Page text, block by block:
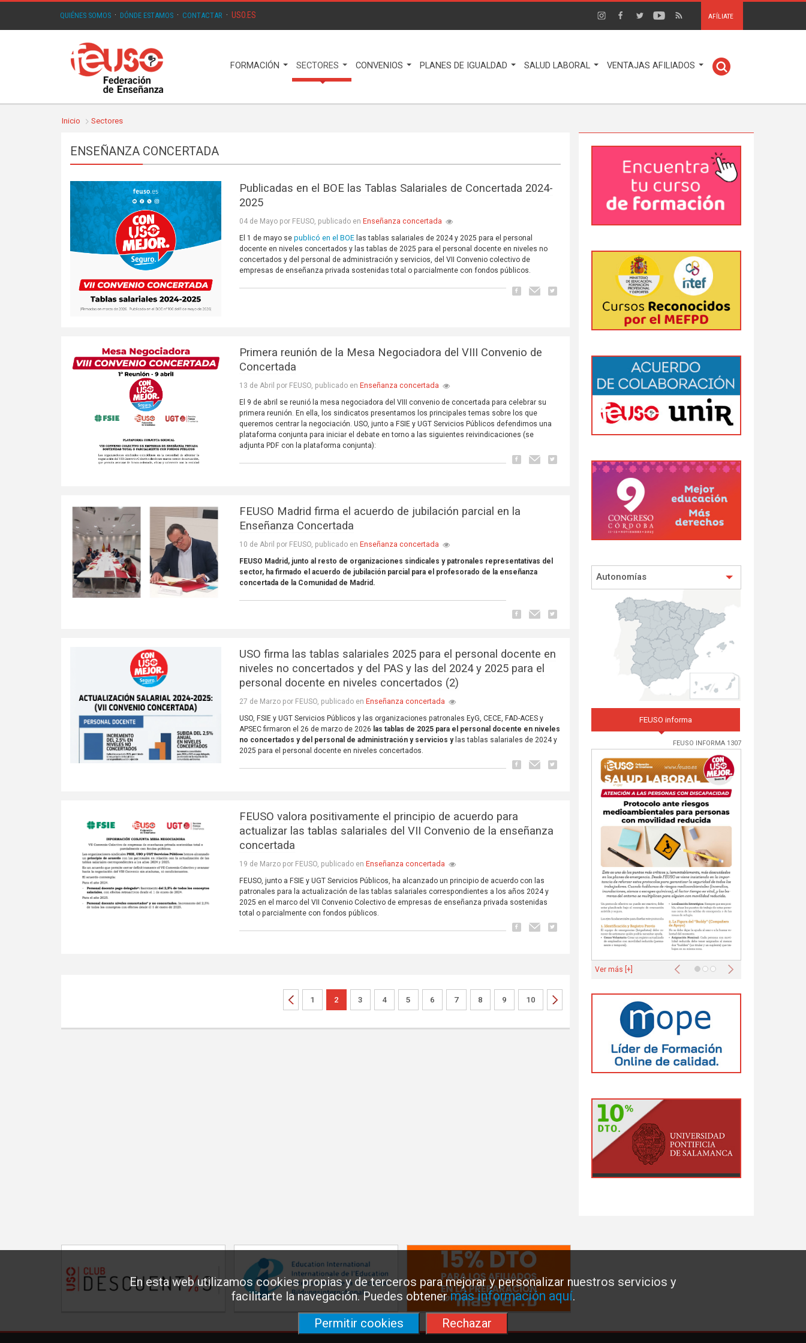
En esta web utilizamos cookies propias y de terceros para mejorar y personalizar nuestros servicios y
facilitarte la navegación. Puedes obtenermás información aquí.
Permitir cookies
Rechazar
QUIÉNES SOMOS · DÓNDE ESTAMOS · CONTACTAR · USO.ES AFÍLIATE
FORMACIÓN SECTORES CONVENIOS PLANES DE IGUALDAD SALUD LABORAL VENTAJAS AFILIADOS
Inicio Sectores
ENSEÑANZA CONCERTADA
Publicadas en el BOE las Tablas Salariales de Concertada 2024-
2025
04 de Mayo por FEUSO, publicado en Enseñanza concertada
El 1 de mayo sepublicó en el BOE las tablas salariales de 2024 y 2025 para el personal
docente en niveles concertados y las tablas de 2025 para el personal docente en niveles no
concertados y del personal de administración y servicios, del VII Convenio colectivo de
empresas de enseñanza privada sostenidas total o parcialmente con fondos públicos.
Primera reunión de la Mesa Negociadora del VIII Convenio de
Concertada
13 de Abril por FEUSO, publicado en Enseñanza concertada
El 9 de abril se reunió la mesa negociadora del VIII convenio de concertada para celebrar su
primera reunión. En ella, los sindicatos presentamos los principales temas sobre los que
queremos centrar la negociación. USO, junto a FSIE y UGT Servicios Públicos defendimos una
plataforma conjunta para iniciar el debate en torno a las siguientes reivindicaciones (se
adjunta PDF con la plataforma conjunta):
FEUSO Madrid firma el acuerdo de jubilación parcial en la
Enseñanza Concertada
10 de Abril por FEUSO, publicado en Enseñanza concertada
FEUSO Madrid, junto al resto de organizaciones sindicales y patronales representativas del
sector, ha firmado el acuerdo de jubilación parcial para el profesorado de la enseñanza
concertada de la Comunidad de Madrid.
USO firma las tablas salariales 2025 para el personal docente en
niveles no concertados y del PAS y las del 2024 y 2025 para el
personal docente en niveles concertados (2)
27 de Marzo por FEUSO, publicado en Enseñanza concertada
USO, FSIE y UGT Servicios Públicos y las organizaciones patronales EyG, CECE, FAD-ACES y
APSEC firmaron el 26 de marzo de 2026 las tablas de 2025 para el personal docente en niveles
no concertados y del personal de administración y servicios y las tablas salariales de 2024 y
2025 para el personal docente en niveles concertados.
FEUSO valora positivamente el principio de acuerdo para
actualizar las tablas salariales del VII Convenio de la enseñanza
concertada
19 de Marzo por FEUSO, publicado en Enseñanza concertada
FEUSO, junto a FSIE y UGT Servicios Públicos, ha alcanzado un principio de acuerdo con las
patronales para la actualización de las tablas salariales correspondientes a los años 2024 y
2025 en el marco del VII Convenio Colectivo de empresas de enseñanza privada sostenidas
total o parcialmente con fondos públicos.
1 2 3 4 5 6 7 8 9 10
Autonomías
FEUSO informa
FEUSO INFORMA 1307
Anterior Siguiente
Ver más [+]